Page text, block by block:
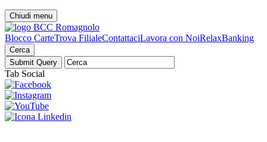
Chiudi menu
Blocco CarteTrova FilialeContattaciLavora con NoiRelaxBanking
Cerca
Tab Social